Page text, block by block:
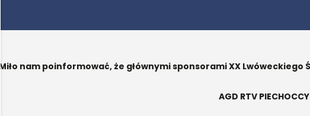
Miło nam poinformować, że głównymi sponsorami XX Lwóweckiego
AGD RTV PIECHOCCY